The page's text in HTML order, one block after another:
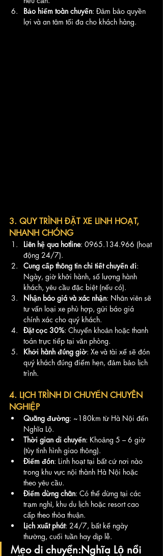
Bảo hiểm toàn chuyến: Đảm bảo quyền
lợi và an tâm tối đa cho khách hàng.
3. QUY TRÌNH ĐẶT XE LINH HOẠT,
NHANH CHÓNG
Liên hệ qua hotline: 0965.134.966 (hoạt
động 24/7).
Cung cấp thông tin chi tiết chuyến đi:
Ngày, giờ khởi hành, số lượng hành
khách, yêu cầu đặc biệt (nếu có).
Nhận báo giá và xác nhận: Nhân viên sẽ
tư vấn loại xe phù hợp, gửi báo giá
chính xác cho quý khách.
Đặt cọc 30%: Chuyển khoản hoặc thanh
toán trực tiếp tại văn phòng.
Khởi hành đúng giờ: Xe và tài xế sẽ đón
quý khách đúng điểm hẹn, đảm bảo lịch
trình.
4. LỊCH TRÌNH DI CHUYỂN CHUYÊN
NGHIỆP
Quãng đường: ~180km từ Hà Nội đến
Nghĩa Lộ.
Thời gian di chuyển: Khoảng 5 – 6 giờ
(tùy tình hình giao thông).
Điểm đón: Linh hoạt tại bất cứ nơi nào
trong khu vực nội thành Hà Nội hoặc
theo yêu cầu.
Điểm dừng chân: Có thể dừng tại các
trạm nghỉ, khu du lịch hoặc resort cao
cấp theo thỏa thuận.
Lịch xuất phát: 24/7, bất kể ngày
thường, cuối tuần hay dịp lễ.
Mẹo di chuyển:Nghĩa Lộ nổi